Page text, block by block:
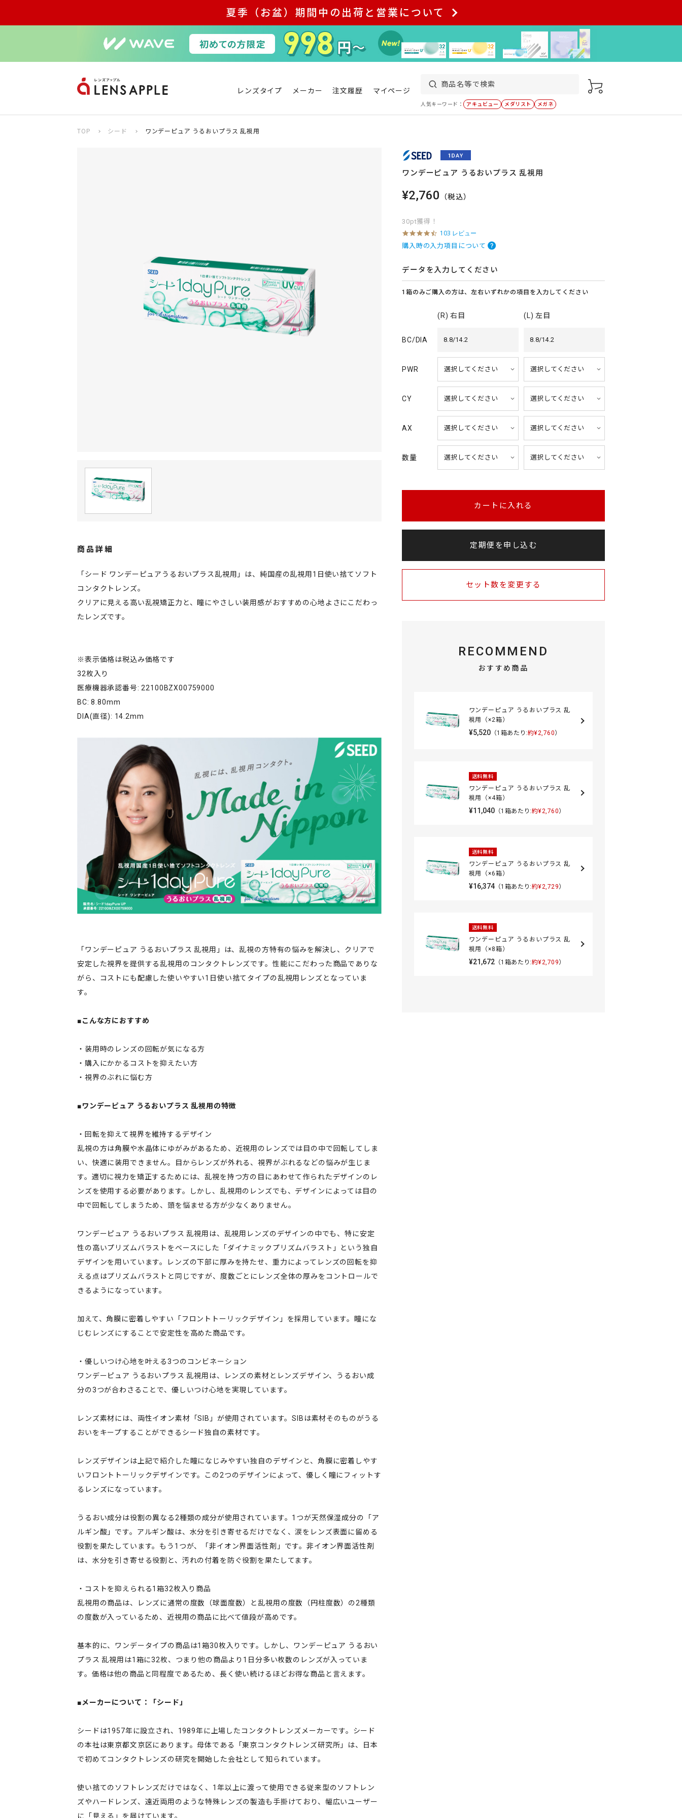
夏季（お盆）期間中の出荷と営業について
レンズタイプ メーカー 注文履歴 マイページ
人気キーワード： アキュビュー メダリスト メガネ
TOP シード ワンデーピュア うるおいプラス 乱視用
商品詳細
「シード ワンデーピュアうるおいプラス乱視用」は、純国産の乱視用1日使い捨てソフト
コンタクトレンズ。
クリアに見える高い乱視矯正力と、瞳にやさしい装用感がおすすめの心地よさにこだわっ
たレンズです。
※表示価格は税込み価格です
32枚入り
医療機器承認番号: 22100BZX00759000
BC: 8.80mm
DIA(直径): 14.2mm
「ワンデーピュア うるおいプラス 乱視用」は、乱視の方特有の悩みを解決し、クリアで
安定した視界を提供する乱視用のコンタクトレンズです。性能にこだわった商品でありな
がら、コストにも配慮した使いやすい1日使い捨てタイプの乱視用レンズとなっていま
す。
■こんな方におすすめ
・装用時のレンズの回転が気になる方
・購入にかかるコストを抑えたい方
・視界のぶれに悩む方
■ワンデーピュア うるおいプラス 乱視用の特徴
・回転を抑えて視界を維持するデザイン
乱視の方は角膜や水晶体にゆがみがあるため、近視用のレンズでは目の中で回転してしま
い、快適に装用できません。目からレンズが外れる、視界がぶれるなどの悩みが生じま
す。適切に視力を矯正するためには、乱視を持つ方の目にあわせて作られたデザインのレ
ンズを使用する必要があります。しかし、乱視用のレンズでも、デザインによっては目の
中で回転してしまうため、頭を悩ませる方が少なくありません。
ワンデーピュア うるおいプラス 乱視用は、乱視用レンズのデザインの中でも、特に安定
性の高いプリズムバラストをベースにした「ダイナミックプリズムバラスト」という独自
デザインを用いています。レンズの下部に厚みを持たせ、重力によってレンズの回転を抑
える点はプリズムバラストと同じですが、度数ごとにレンズ全体の厚みをコントロールで
きるようになっています。
加えて、角膜に密着しやすい「フロントトーリックデザイン」を採用しています。瞳にな
じむレンズにすることで安定性を高めた商品です。
・優しいつけ心地を叶える3つのコンビネーション
ワンデーピュア うるおいプラス 乱視用は、レンズの素材とレンズデザイン、うるおい成
分の3つが合わさることで、優しいつけ心地を実現しています。
レンズ素材には、両性イオン素材「SIB」が使用されています。SIBは素材そのものがうる
おいをキープすることができるシード独自の素材です。
レンズデザインは上記で紹介した瞳になじみやすい独自のデザインと、角膜に密着しやす
いフロントトーリックデザインです。この2つのデザインによって、優しく瞳にフィットす
るレンズになっています。
うるおい成分は役割の異なる2種類の成分が使用されています。1つが天然保湿成分の「ア
ルギン酸」です。アルギン酸は、水分を引き寄せるだけでなく、涙をレンズ表面に留める
役割を果たしています。もう1つが、「非イオン界面活性剤」です。非イオン界面活性剤
は、水分を引き寄せる役割と、汚れの付着を防ぐ役割を果たしてます。
・コストを抑えられる1箱32枚入り商品
乱視用の商品は、レンズに通常の度数（球面度数）と乱視用の度数（円柱度数）の2種類
の度数が入っているため、近視用の商品に比べて値段が高めです。
基本的に、ワンデータイプの商品は1箱30枚入りです。しかし、ワンデーピュア うるおい
プラス 乱視用は1箱に32枚、つまり他の商品より1日分多い枚数のレンズが入っていま
す。価格は他の商品と同程度であるため、長く使い続けるほどお得な商品と言えます。
■メーカーについて：「シード」
シードは1957年に設立され、1989年に上場したコンタクトレンズメーカーです。シード
の本社は東京都文京区にあります。母体である「東京コンタクトレンズ研究所」は、日本
で初めてコンタクトレンズの研究を開始した会社として知られています。
使い捨てのソフトレンズだけではなく、1年以上に渡って使用できる従来型のソフトレン
ズやハードレンズ、遠近両用のような特殊レンズの製造も手掛けており、幅広いユーザー
に「見える」を届けています。
ワンデーピュア うるおいプラス 乱視用
¥2,760 （税込）
30pt獲得！
4
.
6
t
r
t
i
103 レビュー
購入時の入力項目について
データを入力してください
1箱のみご購入の方は、左右いずれかの項目を入力してください
(R) 右目 (L) 左目
BC/DIA 8.8/14.2 8.8/14.2
PWR
CY
AX
数量
カートに入れる
定期便を申し込む
セット数を変更する
RECOMMEND
おすすめ商品
ワンデーピュア うるおいプラス 乱
視用（×2箱）
¥5,520（1箱あたり:約¥2,760）
送料無料
ワンデーピュア うるおいプラス 乱
視用（×4箱）
¥11,040（1箱あたり:約¥2,760）
送料無料
ワンデーピュア うるおいプラス 乱
視用（×6箱）
¥16,374（1箱あたり:約¥2,729）
送料無料
ワンデーピュア うるおいプラス 乱
視用（×8箱）
¥21,672（1箱あたり:約¥2,709）